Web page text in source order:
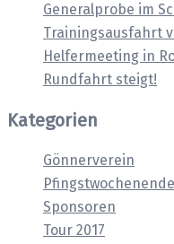
Generalprobe im
Trainingsausfahrt
Helfermeeting in
Rundfahrt steigt!
Kategorien
Gönnerverein
Sponsoren
Tour 2017